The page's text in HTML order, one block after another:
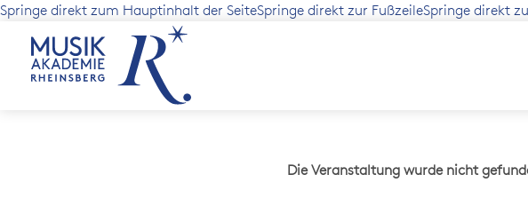
Springe direkt zum Hauptinhalt der SeiteSpringe direkt zur FußzeileSpringe direkt
Die Veranstaltung wurde nicht